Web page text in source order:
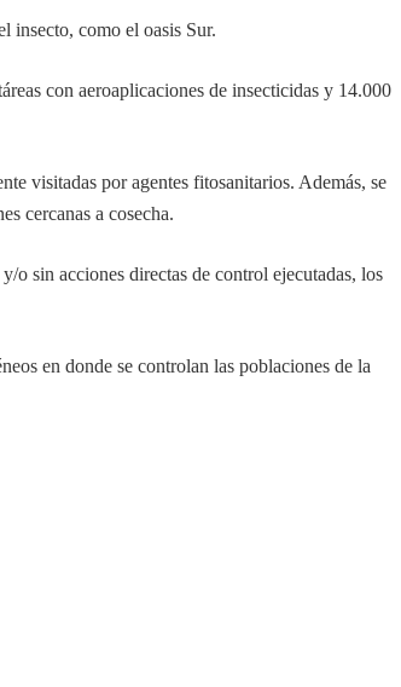
insecto, como el oasis Sur.
con aeroaplicaciones de insecticidas y 14.000
visitadas por agentes fitosanitarios. Además, se
cercanas a cosecha.
o sin acciones directas de control ejecutadas, los
en donde se controlan las poblaciones de la